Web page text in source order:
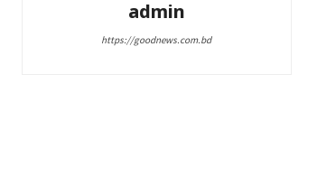
admin
https://goodnews.com.bd